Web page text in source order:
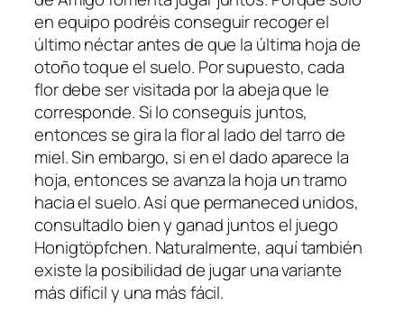
en equipo podréis conseguir recoger el
último néctar antes de que la última hoja de
otoño toque el suelo. Por supuesto, cada
flor debe ser visitada por la abeja que le
corresponde. Si lo conseguís juntos,
entonces se gira la flor al lado del tarro de
miel. Sin embargo, si en el dado aparece la
hoja, entonces se avanza la hoja un tramo
hacia el suelo. Así que permaneced unidos,
consultadlo bien y ganad juntos el juego
Honigtöpfchen. Naturalmente, aquí también
existe la posibilidad de jugar una variante
más difícil y una más fácil.